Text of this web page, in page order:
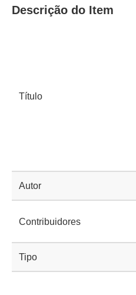
Descrição do Item
Título
Autor
Contribuidores
Tipo